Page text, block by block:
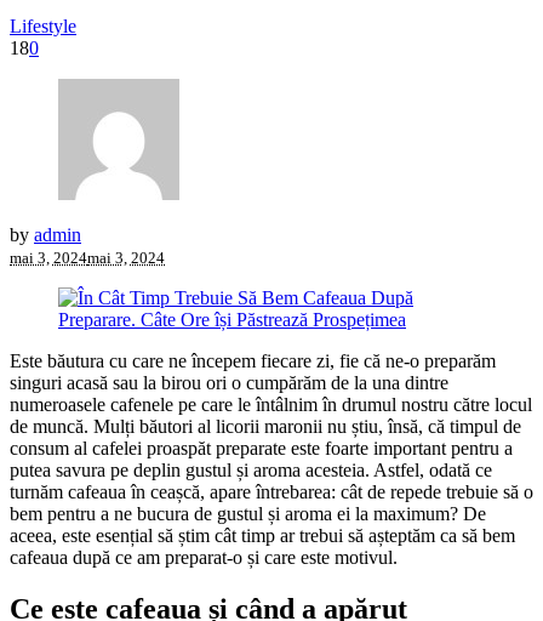
Lifestyle
180
by admin
mai 3, 2024mai 3, 2024
Este băutura cu care ne începem fiecare zi, fie că ne-o preparăm
singuri acasă sau la birou ori o cumpărăm de la una dintre
numeroasele cafenele pe care le întâlnim în drumul nostru către locul
de muncă. Mulți băutori al licorii maronii nu știu, însă, că timpul de
consum al cafelei proaspăt preparate este foarte important pentru a
putea savura pe deplin gustul și aroma acesteia. Astfel, odată ce
turnăm cafeaua în ceașcă, apare întrebarea: cât de repede trebuie să o
bem pentru a ne bucura de gustul și aroma ei la maximum? De
aceea, este esențial să știm cât timp ar trebui să așteptăm ca să bem
cafeaua după ce am preparat-o și care este motivul.
Ce este cafeaua și când a apărut